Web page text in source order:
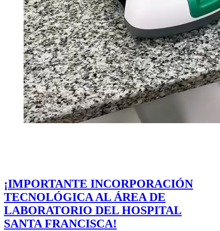
¡IMPORTANTE INCORPORACIÓN
TECNOLÓGICA AL ÁREA DE
LABORATORIO DEL HOSPITAL
SANTA FRANCISCA!